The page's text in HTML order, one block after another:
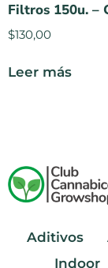
Filtros 150u. –
$130,00
Leer más
Aditivos
Indoor